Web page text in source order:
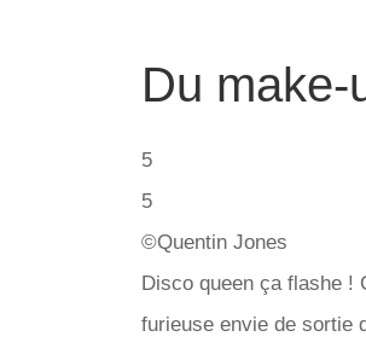
Du make-
5
5
©Quentin Jones
Disco queen ça flashe !
furieuse envie de sortie